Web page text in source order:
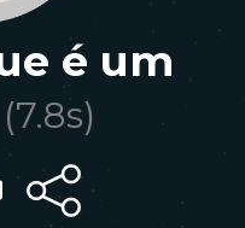
é um
(7.8s)